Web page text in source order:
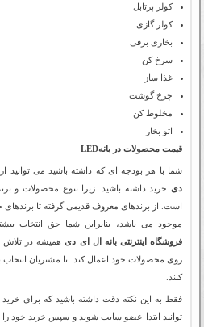
کولر پرتابل
کولر گازی
بخاری برقی
سرخ کن
غذا ساز
چرخ گوشت
مخلوط کن
اتو بخار
قیمت محصولات در بانهLED
شما با هر بودجه ای که داشته باشید می توانید از
دی خرید داشته باشید. زیرا تنوع محصولات و
است. از برندهای معروف قدیمی گرفته تا برندهای
موجود می باشد، بنابراین شما حق انتخاب
فروشگاه اینترنتی بانه ال ای دیهمیشه در تلاش
روی محصولات خود اعمال کند. تا مشتریان انتخاب
کنند.
فقط به این نکته دقت داشته باشید که برای خرید
توانید ابتدا عضو سایت شوید و سپس خرید خود را